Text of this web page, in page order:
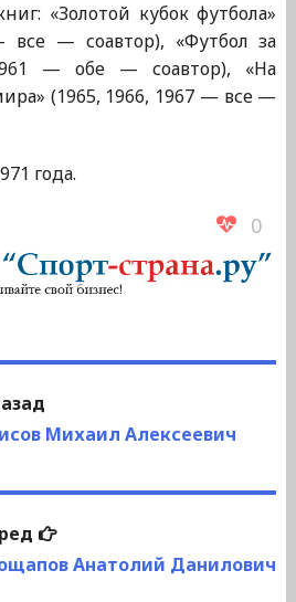
«Золотой кубок футбола»
все — соавтор), «Футбол за
— обе — соавтор), «На
(1965, 1966, 1967 — все —
года.
0
Предыдущая
запись:
Михаил Алексеевич
Следующая
запись:
Анатолий Данилович